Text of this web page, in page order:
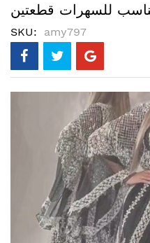
للسهرات قطعتين
SKU amy797